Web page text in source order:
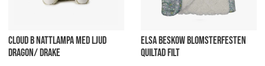
CLOUD B NATTLAMPA MED LJUD
DRAGON/ DRAKE
ELSA BESKOW BLOMSTERFESTEN
QUILTAD FILT